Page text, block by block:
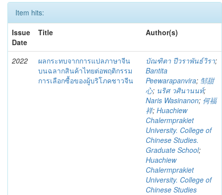
Item hits:
Issue
Date
Title Author(s)
2022
ผลกระทบจากการแปลภาษาจีน
บนฉลากสินค้าไทยต่อพฤติกรรม
การเลือกซื้อของผู้บริโภคชาวจีน
บัณฑิตา ปีวราพันธ์วิรา;
Bantita
Peewarapanvira; 邹甜
心; นริศ วศินานนท์;
Naris Wasinanon; 何福
祥; Huachiew
Chalermprakiet
University. College of
Chinese Studies.
Graduate School;
Huachiew
Chalermprakiet
University. College of
Chinese Studies